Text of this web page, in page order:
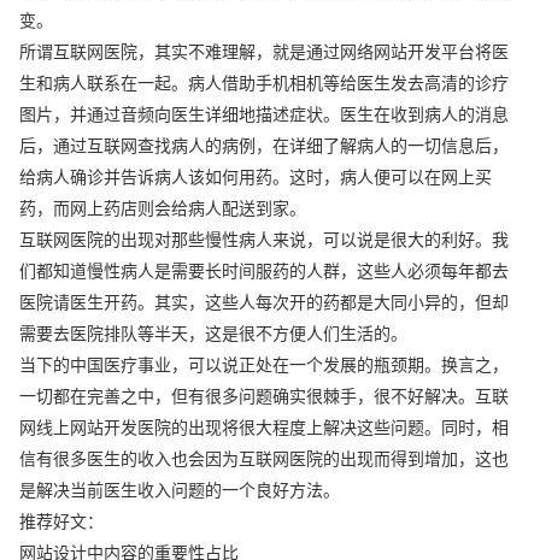
变。
所谓互联网医院，其实不难理解，就是通过网络网站开发平台将医
生和病人联系在一起。病人借助手机相机等给医生发去高清的诊疗
图片，并通过音频向医生详细地描述症状。医生在收到病人的消息
后，通过互联网查找病人的病例，在详细了解病人的一切信息后，
给病人确诊并告诉病人该如何用药。这时，病人便可以在网上买
药，而网上药店则会给病人配送到家。
互联网医院的出现对那些慢性病人来说，可以说是很大的利好。我
们都知道慢性病人是需要长时间服药的人群，这些人必须每年都去
医院请医生开药。其实，这些人每次开的药都是大同小异的，但却
需要去医院排队等半天，这是很不方便人们生活的。
当下的中国医疗事业，可以说正处在一个发展的瓶颈期。换言之，
一切都在完善之中，但有很多问题确实很棘手，很不好解决。互联
网线上网站开发医院的出现将很大程度上解决这些问题。同时，相
信有很多医生的收入也会因为互联网医院的出现而得到增加，这也
是解决当前医生收入问题的一个良好方法。
推荐好文：
网站设计中内容的重要性占比